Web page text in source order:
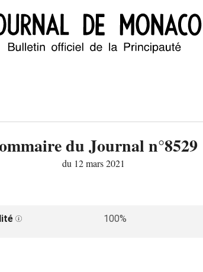
du Journal n°8529
du 12 mars 2021
100%